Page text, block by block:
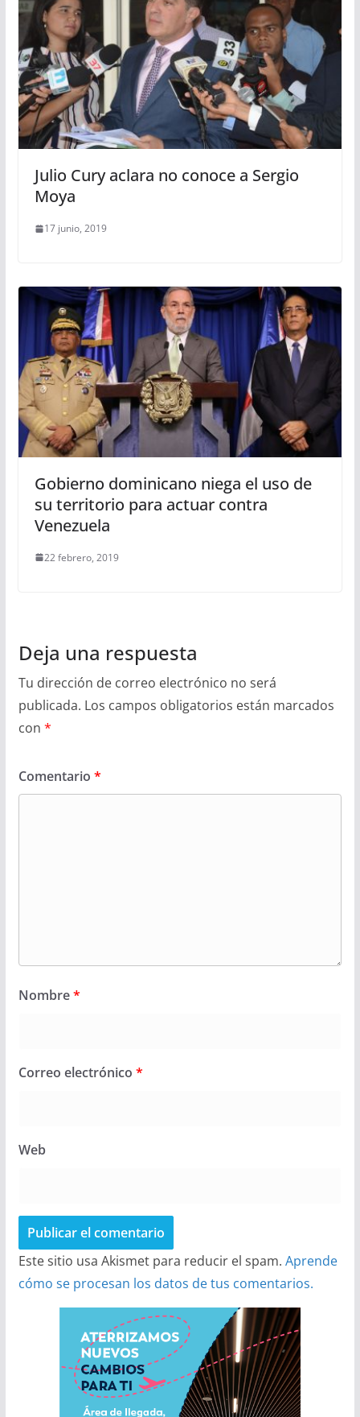
Julio Cury aclara no conoce a Sergio
Moya
17 junio, 2019
Gobierno dominicano niega el uso de
su territorio para actuar contra
Venezuela
22 febrero, 2019
Deja una respuesta
Tu dirección de correo electrónico no será
publicada. Los campos obligatorios están marcados
con *
Comentario *
Nombre*
Correo electrónico *
Web
Este sitio usa Akismet para reducir el spam. Aprende
cómo se procesan los datos de tus comentarios.